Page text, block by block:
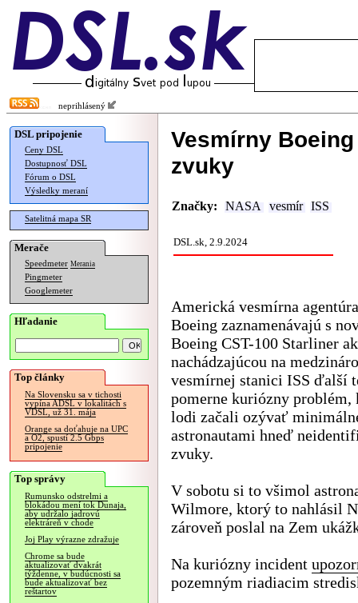
neprihlásený
DSL pripojenie
Ceny DSL
Dostupnosť DSL
Fórum o DSL
Výsledky meraní
Satelitná mapa SR
Merače
Speedmeter Merania
Pingmeter
Googlemeter
Hľadanie
Top články
Na Slovensku sa v tichosti
vypína ADSL v lokalitách s
VDSL, už 31. mája
Orange sa doťahuje na UPC
a O2, spustí 2.5 Gbps
pripojenie
Top správy
Rumunsko odstrelmi a
blokádou mení tok Dunaja,
aby udržalo jadrovú
elektráreň v chode
Joj Play výrazne zdražuje
Chrome sa bude
aktualizovať dvakrát
týždenne, v budúcnosti sa
bude aktualizovať bez
reštartov
Vesmírny
zvuky
Značky: NASA vesmír ISS
DSL.sk, 2.9.2024
Americká vesmírna
Boeing zaznamenávajú s
Boeing CST-100 Starliner
nachádzajúcou na
vesmírnej stanici ISS ďalší
pomerne kuriózny problém,
lodi začali ozývať
astronautami hneď
zvuky.
V sobotu si to všimol
Wilmore, ktorý to nahlásil
zároveň poslal na Zem
Na kuriózny incident
pozemným riadiacim